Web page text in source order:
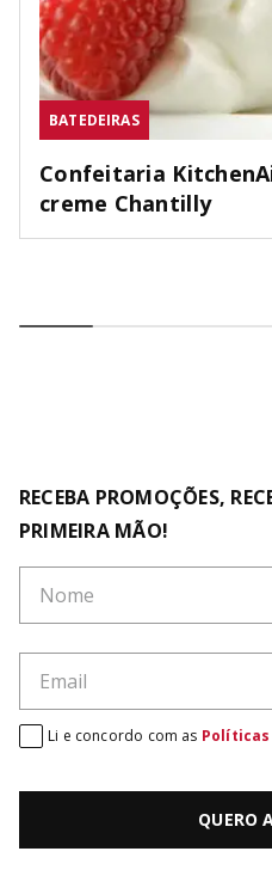
BATEDEIRAS
Confeitaria
creme Chantilly
RECEBA PROMOÇÕES,
PRIMEIRA MÃO!
QUERO
Li e concordo com as